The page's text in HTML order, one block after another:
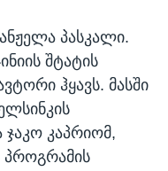
პასკალი.
შტატის
ჰყავს. მასში
კაპრიომ,
პროგრამის